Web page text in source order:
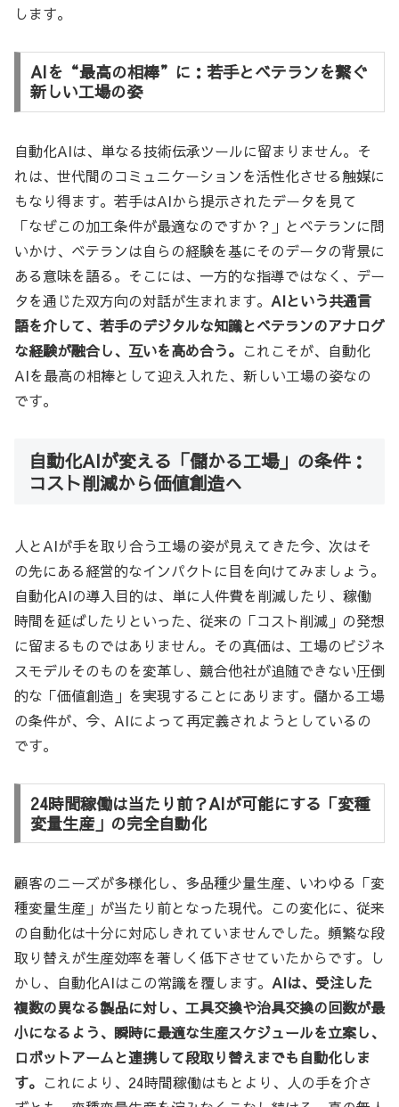
します。
AIを“最高の相棒”に：若手とベテランを繋ぐ
新しい工場の姿
自動化AIは、単なる技術伝承ツールに留まりません。そ
れは、世代間のコミュニケーションを活性化させる触媒に
もなり得ます。若手はAIから提示されたデータを見て
「なぜこの加工条件が最適なのですか？」とベテランに問
いかけ、ベテランは自らの経験を基にそのデータの背景に
ある意味を語る。そこには、一方的な指導ではなく、デー
タを通じた双方向の対話が生まれます。 AIという共通言
語を介して、若手のデジタルな知識とベテランのアナログ
な経験が融合し、互いを高め合う。 これこそが、自動化
AIを最高の相棒として迎え入れた、新しい工場の姿なの
です。
自動化AIが変える「儲かる工場」の条件：
コスト削減から価値創造へ
人とAIが手を取り合う工場の姿が見えてきた今、次はそ
の先にある経営的なインパクトに目を向けてみましょう。
自動化AIの導入目的は、単に人件費を削減したり、稼働
時間を延ばしたりといった、従来の「コスト削減」の発想
に留まるものではありません。その真価は、工場のビジネ
スモデルそのものを変革し、競合他社が追随できない圧倒
的な「価値創造」を実現することにあります。儲かる工場
の条件が、今、AIによって再定義されようとしているの
です。
24時間稼働は当たり前？AIが可能にする「変種
変量生産」の完全自動化
顧客のニーズが多様化し、多品種少量生産、いわゆる「変
種変量生産」が当たり前となった現代。この変化に、従来
の自動化は十分に対応しきれていませんでした。頻繁な段
取り替えが生産効率を著しく低下させていたからです。し
かし、自動化AIはこの常識を覆します。 AIは、受注した
複数の異なる製品に対し、工具交換や治具交換の回数が最
小になるよう、瞬時に最適な生産スケジュールを立案し、
ロボットアームと連携して段取り替えまでも自動化しま
す。 これにより、24時間稼働はもとより、人の手を介さ